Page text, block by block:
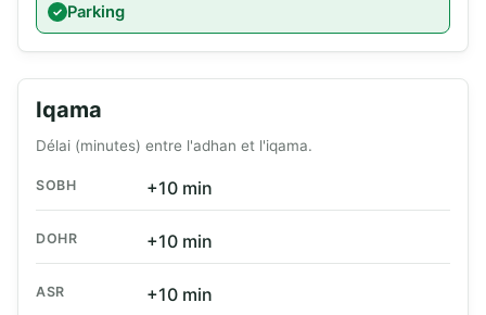
Parking
Iqama
Délai (minutes) entre l'adhan et l'iqama.
SOBH +10 min
DOHR +10 min
ASR +10 min